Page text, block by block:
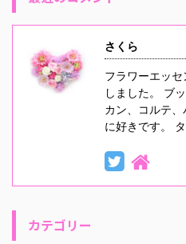
さくら
フラワーエッ
しました。 ブ
カン、コルテ
に好きです。
カテゴリー